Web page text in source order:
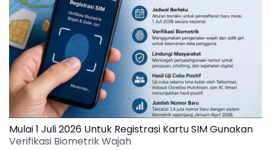
Mulai 1 Juli 2026 Untuk Registrasi Kartu SIM Gunakan
Verifikasi Biometrik Wajah